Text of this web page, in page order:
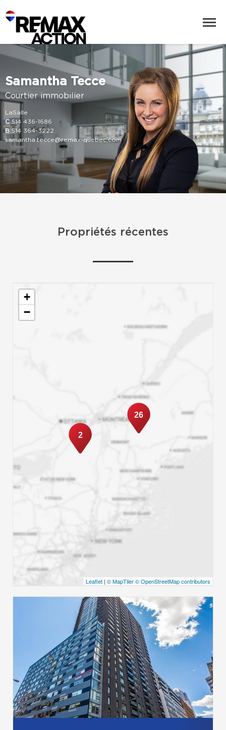
Samantha Tecce
Courtier immobilier
LaSalle
C 514 436-1686
B 514 364-3222
samantha.tecce@remax-quebec.com
Propriétés récentes
2
26
+
−
Leaflet | © MapTiler© OpenStreetMap contributors